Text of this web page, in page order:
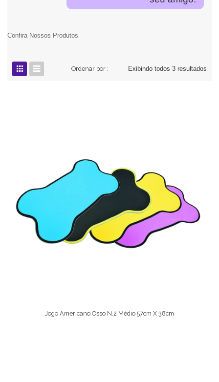
Confira Nossos Produtos
Exibindo todos 3 resultados
Ordenar por :
Jogo Americano Osso N.2 Médio 57cm X 38cm
Ver Opções